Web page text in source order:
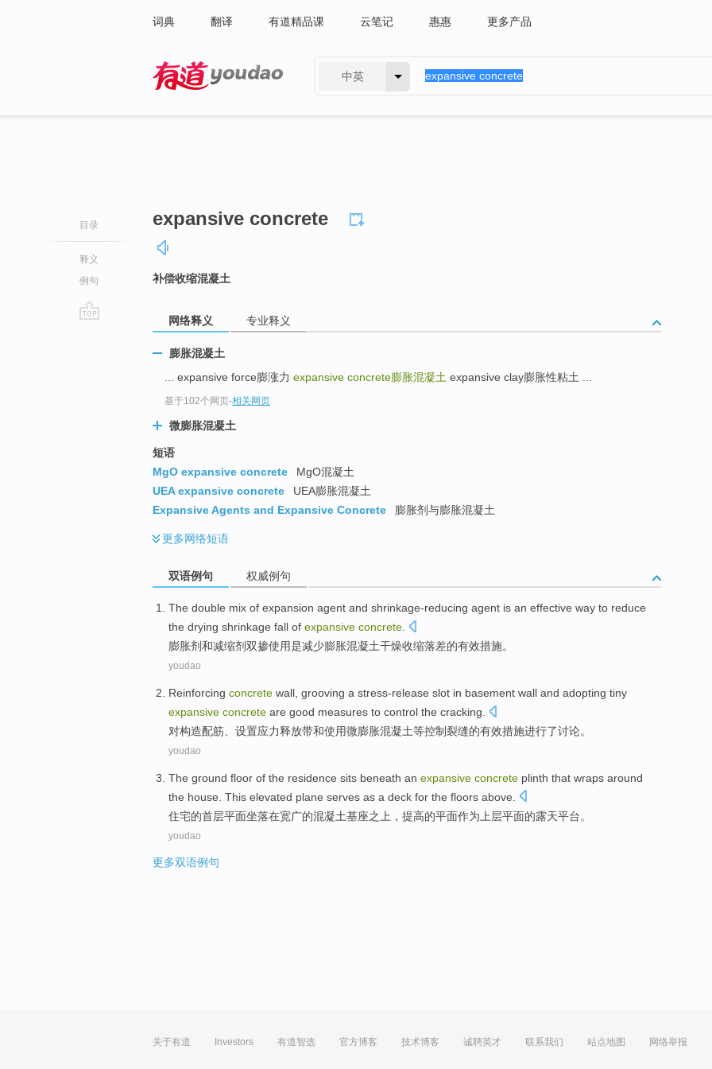
词典 翻译 有道精品课 云笔记 惠惠 更多产品
中英
目录
释义
例句
expansive concrete
补偿收缩混凝土
网络释义 专业释义
膨胀混凝土
... expansive force膨涨力 expansive concrete膨胀混凝土 expansive clay膨胀性粘土 ...
基于102个网页-相关网页
微膨胀混凝土
短语
MgO expansive concrete
MgO混凝土
UEA expansive concrete
UEA膨胀混凝土
Expansive Agents and Expansive Concrete
膨胀剂与膨胀混凝土
更多网络短语
双语例句 权威例句
The double mix of expansion agent and shrinkage-reducing agent is an effective way to reduce
the drying shrinkage fall of expansive concrete
膨胀剂和减缩剂双掺使用是减少膨胀混凝土干燥收缩落差的有效措施。
youdao
Reinforcing concrete wall, grooving a stress-release slot in basement wall and adopting tiny
expansive concrete are good measures to control the cracking
对构造配筋、设置应力释放带和使用微膨胀混凝土等控制 裂缝的有效措施进行了讨论。
youdao
The ground floor of the residence sits beneath an expansive concrete plinth that wraps around
the house. This elevated plane serves as a deck for the floors above.
住宅的首层平面坐落在宽广的混凝土基座之上 ， 提高的平面作为 上层平面的露天平台。
youdao
更多双语例句
关于有道 Investors 有道智选 官方博客 技术博客 诚聘英才 联系我们 站点地图 网络举报